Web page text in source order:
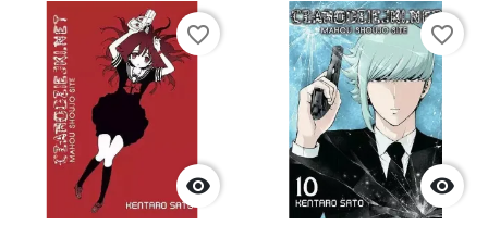

favorite_border

favorite_border